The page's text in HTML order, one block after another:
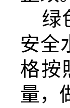
绿
安全
格按
量，